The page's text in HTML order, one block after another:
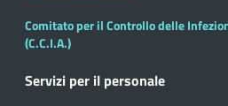
Comitato per il Controllo delle
(C.C.I.A.)
Servizi per il personale